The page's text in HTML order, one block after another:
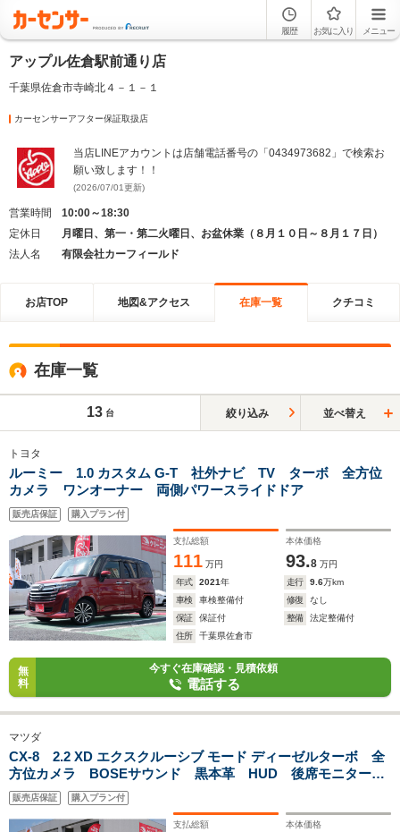
履歴 お気に入り メニュー
アップル佐倉駅前通り店
千葉県佐倉市寺崎北４－１－１
カーセンサーアフター保証取扱店
当店LINEアカウントは店舗電話番号の「0434973682」で検索お
願い致します！！
(2026/07/01更新)
営業時間
10:00～18:30
定休日
月曜日、第一・第二火曜日、お盆休業（８月１０日～８月１７日）
法人名
有限会社カーフィールド
お店TOP 地図&アクセス 在庫一覧 クチコミ
在庫一覧
13 台 絞り込み 並べ替え
トヨタ
ルーミー 1.0 カスタム G-T 社外ナビ TV ターボ 全方位
カメラ ワンオーナー 両側パワースライドドア
販売店保証 購入プラン付
支払総額
111 万円
本体価格
93.8 万円
年式
2021年 走行 9.6万km
車検
車検整備付 修復
なし
保証
保証付 整備
法定整備付
住所
千葉県佐倉市
無
料
今すぐ在庫確認・見積依頼
電話する
マツダ
CX-8 2.2 XD エクスクルーシブ モード ディーゼルターボ 全
方位カメラ BOSEサウンド 黒本革 HUD 後席モニター
BSM
販売店保証 購入プラン付
支払総額 本体価格